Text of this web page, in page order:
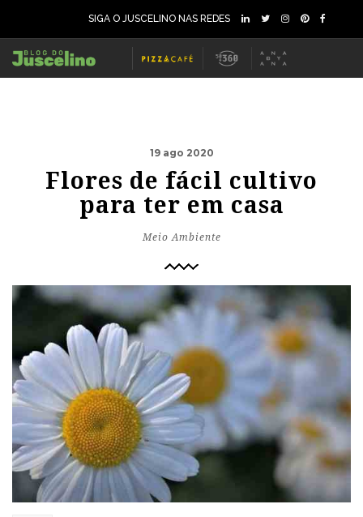
SIGA O JUSCELINO NAS REDES
19 ago 2020
Flores de fácil cultivo
para ter em casa
Meio Ambiente